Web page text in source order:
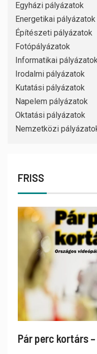
Egyházi pályázatok
Energetikai pályázatok
Építészeti pályázatok
Fotópályázatok
Informatikai
Irodalmi pályázatok
Kutatási pályázatok
Napelem pályázatok
Oktatási pályázatok
Nemzetközi
FRISS
Pár perc kortárs